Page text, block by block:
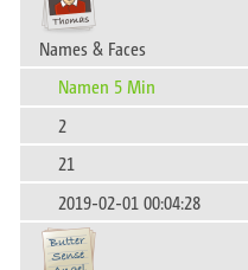
Names & Faces
Namen 5 Min
2
21
2019-02-01 00:04:28